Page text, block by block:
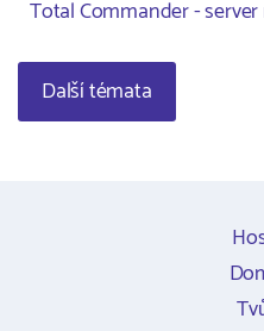
Total Commander -
Další témata